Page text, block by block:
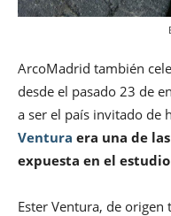
ArcoMadrid también
desde el pasado 23 de
a ser el país invitado de
Ventura era una de
expuesta en el
Ester Ventura, de origen